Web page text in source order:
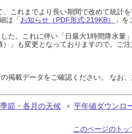
これまでより長い期間で改めて統計
は「お知らせ（PDF形式:219KB）
」を
た。これに伴い「日最大1時間降水量
」も変更となっておりますので、ご
掲載データをご確認ください。 なお、
節・各月の天候 平年値ダウンロ
このページのトッ